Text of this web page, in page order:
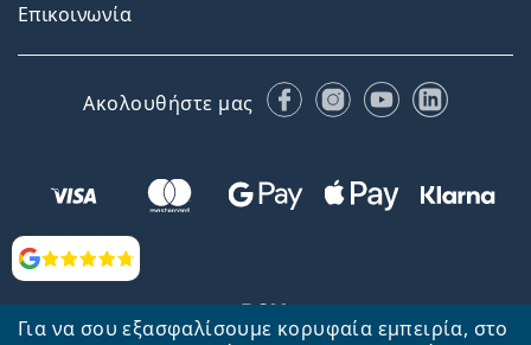
Για να σου εξασφαλίσουμε κορυφαία εμπειρία, στο
Αξιολογήσεις
Επικοινωνία
Ακολουθήστε μας FacebookInstagram
YouTubeLinkedIn